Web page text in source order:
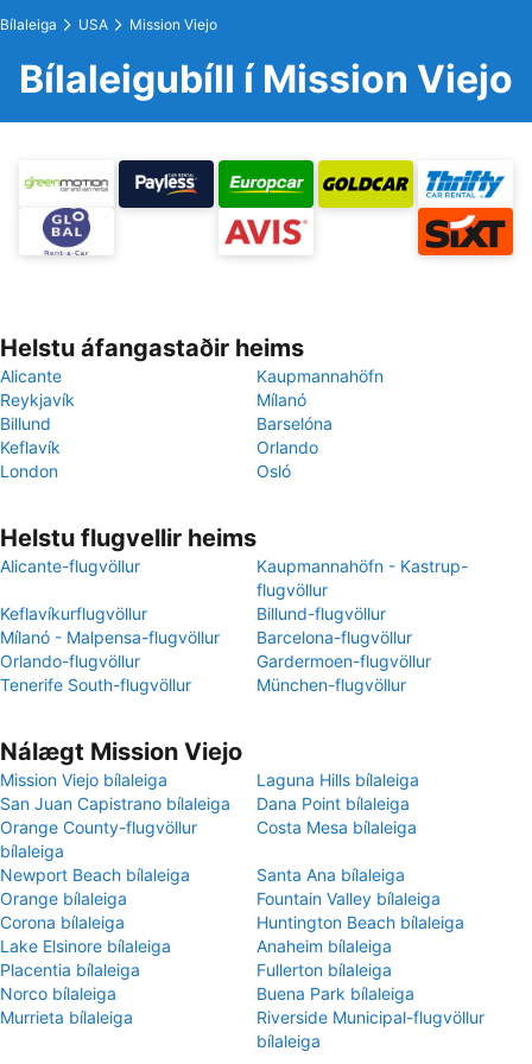
Bílaleiga USA Mission Viejo
Bílaleigubíll í Mission Viejo
Helstu áfangastaðir heims
Alicante
Kaupmannahöfn
Reykjavík
Mílanó
Billund
Barselóna
Keflavík
Orlando
London
Osló
Helstu flugvellir heims
Alicante-flugvöllur
Kaupmannahöfn - Kastrup-
flugvöllur
Keflavíkurflugvöllur
Billund-flugvöllur
Mílanó - Malpensa-flugvöllur
Barcelona-flugvöllur
Orlando-flugvöllur
Gardermoen-flugvöllur
Tenerife South-flugvöllur
München-flugvöllur
Nálægt Mission Viejo
Mission Viejo bílaleiga
Laguna Hills bílaleiga
San Juan Capistrano bílaleiga
Dana Point bílaleiga
Orange County-flugvöllur
bílaleiga
Costa Mesa bílaleiga
Newport Beach bílaleiga
Santa Ana bílaleiga
Orange bílaleiga
Fountain Valley bílaleiga
Corona bílaleiga
Huntington Beach bílaleiga
Lake Elsinore bílaleiga
Anaheim bílaleiga
Placentia bílaleiga
Fullerton bílaleiga
Norco bílaleiga
Buena Park bílaleiga
Murrieta bílaleiga
Riverside Municipal-flugvöllur
bílaleiga